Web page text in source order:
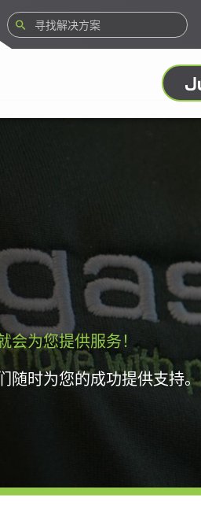
会为您提供服务！
随时为您的成功提供支持。